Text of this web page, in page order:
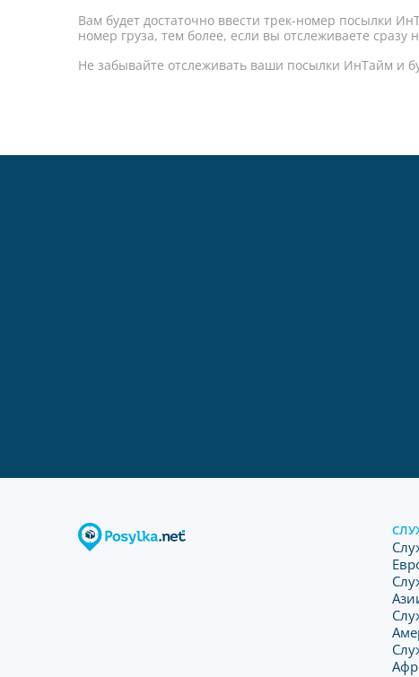
Вам будет достаточно ввести трек-номер посылки
номер груза, тем более, если вы отслеживаете сразу
Не забывайте отслеживать ваши посылки ИнТайм и